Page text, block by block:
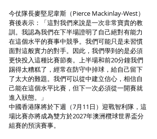
今仗隊長麥堅尼韋斯（Pierce Mackinlay-West）
賽後表示：「這對我們來說是一次非常寶貴的教
訓。我認為我們在下半場證明了自己絕對有能力
在這個水平的賽事中競爭。我們可能只是未習慣
面對這般實力的對手。因此，我們學到的是必須
更快投入這種比賽節奏。上半場和前20分鐘我們
踢得太糟糕了，經常在防守中掉球，給自己留下
了太大的難題。我們可以從中建立信心，相信自
己能在這個水平比賽，但下一次必須從一開賽就
進入狀態。」
中國香港隊將於下週（7月11日）迎戰智利隊，這
場比賽亦將成為雙方於2027年澳洲欖球世界盃分
組賽的預演賽事。